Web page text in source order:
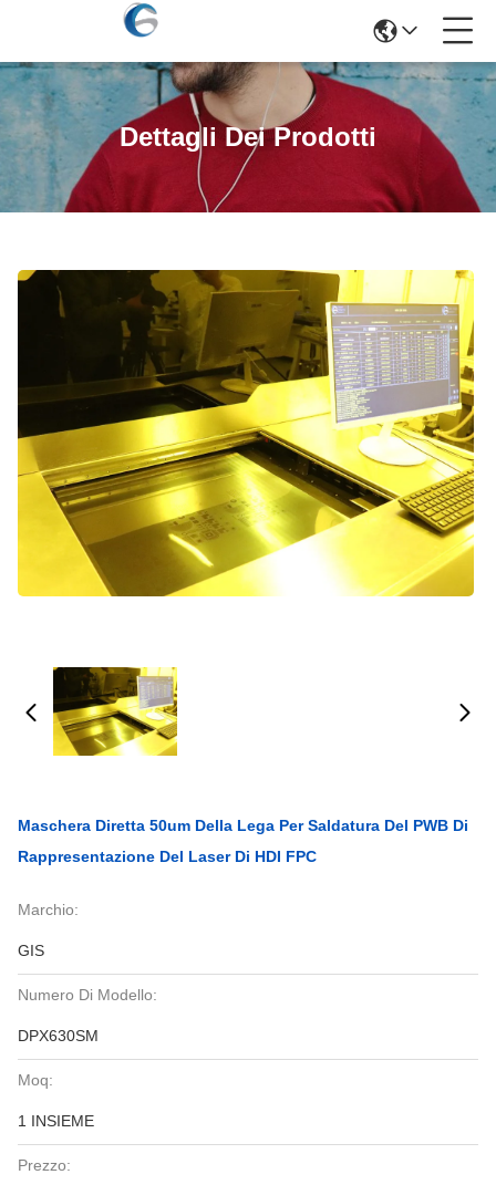
Dettagli Dei Prodotti
Maschera Diretta 50um Della Lega Per Saldatura Del PWB Di
Rappresentazione Del Laser Di HDI FPC
Marchio:
GIS
Numero Di Modello:
DPX630SM
Moq:
1 INSIEME
Prezzo: